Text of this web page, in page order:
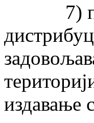
7)
издавање